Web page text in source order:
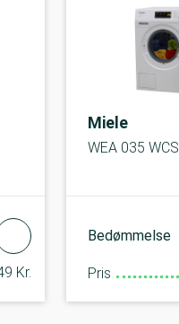
Kr.
Miele
WEA 035 WCS
Bedømmelse
Pris